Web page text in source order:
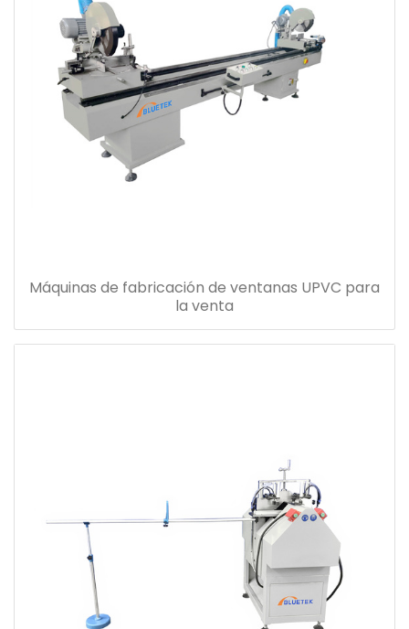
Máquinas de fabricación de ventanas UPVC para
la venta